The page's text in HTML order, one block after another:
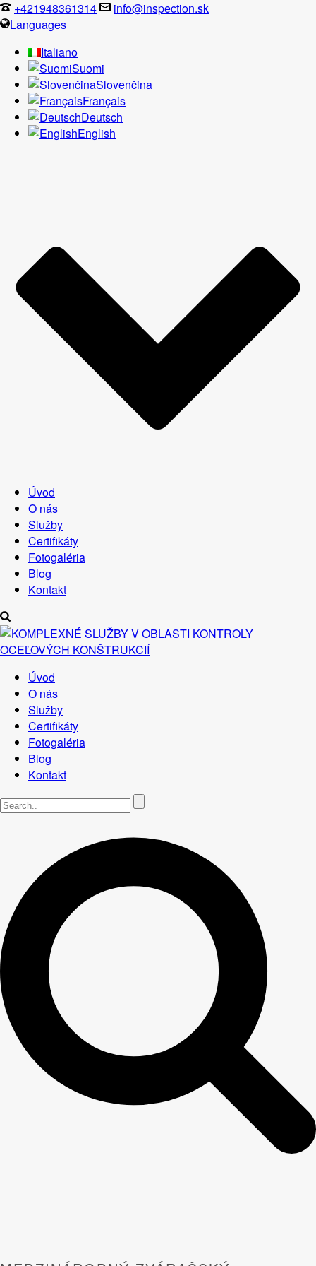
+421948361314
info@inspection.sk
Languages
Italiano
Suomi
Slovenčina
Français
Deutsch
English
Úvod
O nás
Služby
Certifikáty
Fotogaléria
Blog
Kontakt
Úvod
O nás
Služby
Certifikáty
Fotogaléria
Blog
Kontakt